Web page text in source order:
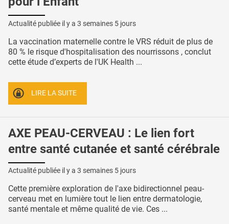
Actualité publiée il y a 3 semaines 5 jours
La vaccination maternelle contre le VRS réduit de plus de
80 % le risque d'hospitalisation des nourrissons , conclut
cette étude d’experts de l'UK Health ...
LIRE LA SUITE
AXE PEAU-CERVEAU : Le lien fort
entre santé cutanée et santé cérébrale
Actualité publiée il y a 3 semaines 5 jours
Cette première exploration de l'axe bidirectionnel peau-
cerveau met en lumière tout le lien entre dermatologie,
santé mentale et même qualité de vie. Ces ...